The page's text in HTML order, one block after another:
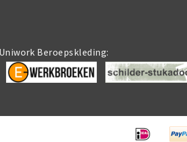
Beroepskleding: